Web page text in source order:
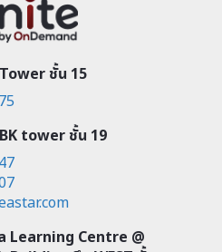
ชั้น 15
tower ชั้น 19
Learning Centre @